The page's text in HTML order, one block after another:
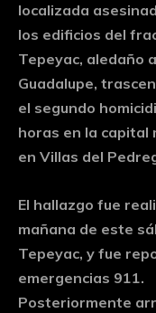
localizada
los edificios del
Tepeyac, aledaño
Guadalupe,
el segundo
horas en la capital
en Villas del
El hallazgo fue
mañana de este
Tepeyac, y fue
emergencias 911.
Posteriormente